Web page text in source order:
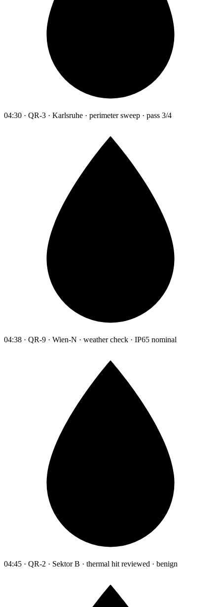
04:30 · QR-3 · Karlsruhe · perimeter sweep · pass 3/4
04:38 · QR-9 · Wien-N · weather check · IP65 nominal
04:45 · QR-2 · Sektor B · thermal hit reviewed · benign